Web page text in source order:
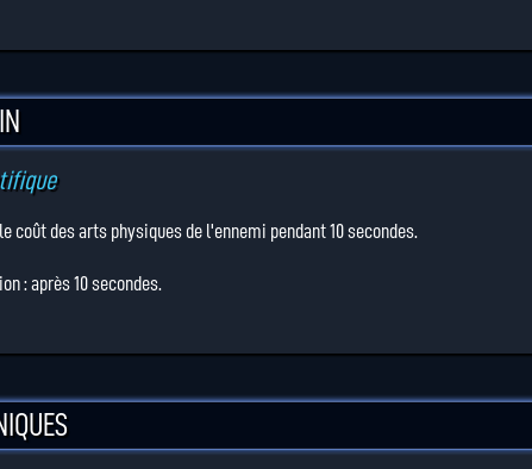
coût des arts physiques de l'ennemi pendant 10 secondes.
: après 10 secondes.